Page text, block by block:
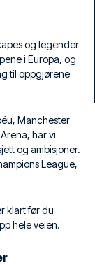
og legender
i Europa, og
til oppgjørene
Manchester
har vi
og ambisjoner.
League,
klart før du
hele veien.